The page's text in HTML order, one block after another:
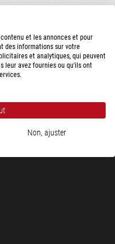
et les annonces et pour
des informations sur votre
et analytiques, qui peuvent
leur avez fournies ou qu'ils ont
Non, ajuster